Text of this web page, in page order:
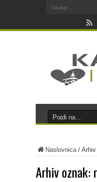
Naslovnica/
Arhiv oznak: